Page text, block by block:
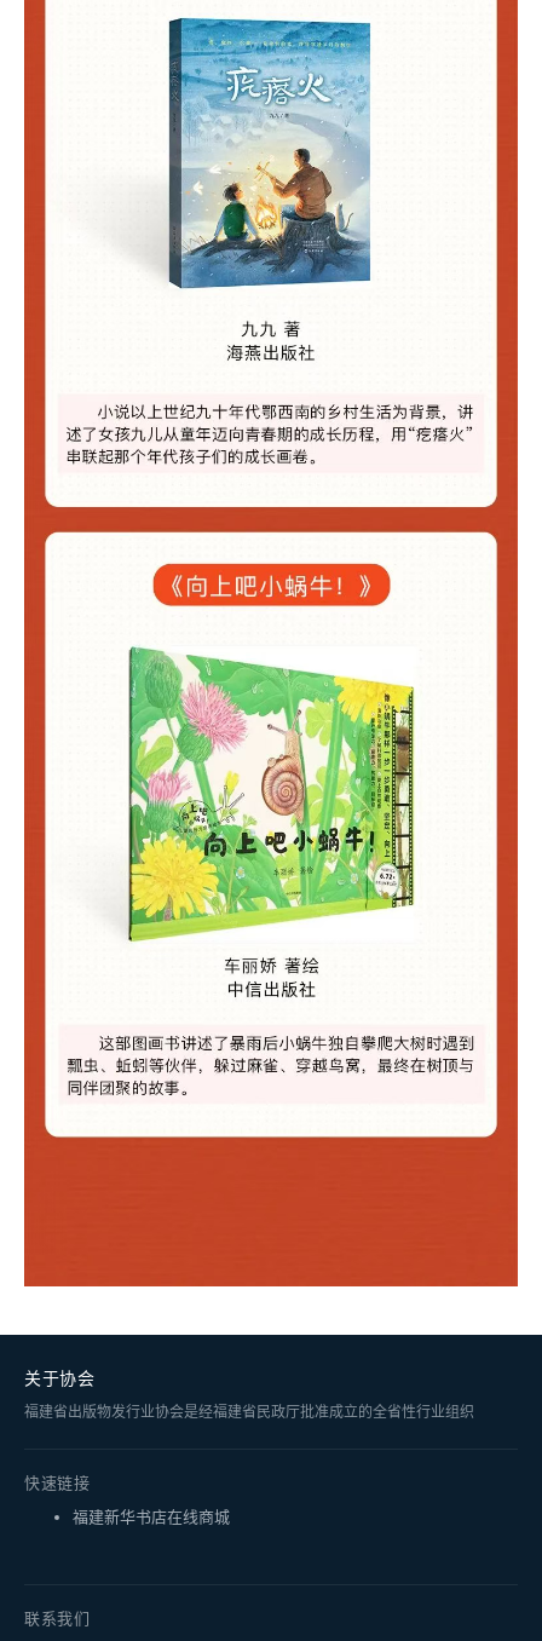
关于协会
福建省出版物发行业协会是经福建省民政厅批准成立的全省性行业组织
快速链接
福建新华书店在线商城
联系我们